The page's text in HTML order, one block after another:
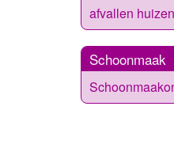
afvallen huizen
Schoonmaak